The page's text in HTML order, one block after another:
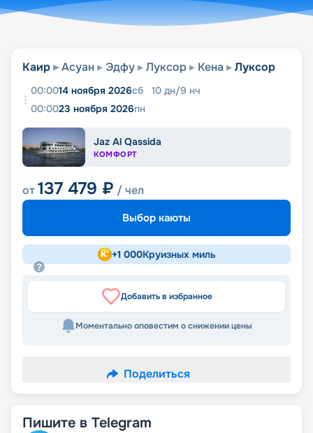
Каир Асуан Эдфу Луксор Кена Луксор
00:0014 ноября 2026сб 10 дн/9 нч
00:0023 ноября 2026пн
Jaz Al Qassida
КОМФОРТ
от137 479 ₽ / чел
Выбор каюты
+1 000Круизных миль
Добавить в избранное
Моментально оповестим о снижении цены
Поделиться
Пишите в Telegram